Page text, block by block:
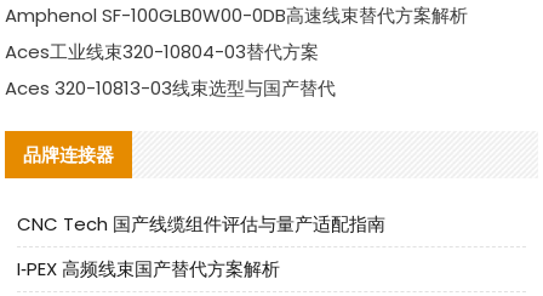
Amphenol SF-100GLB0W00-0DB高速线束替代方案解析
Aces工业线束320-10804-03替代方案
Aces 320-10813-03线束选型与国产替代
品牌连接器
CNC Tech 国产线缆组件评估与量产适配指南
I‑PEX 高频线束国产替代方案解析